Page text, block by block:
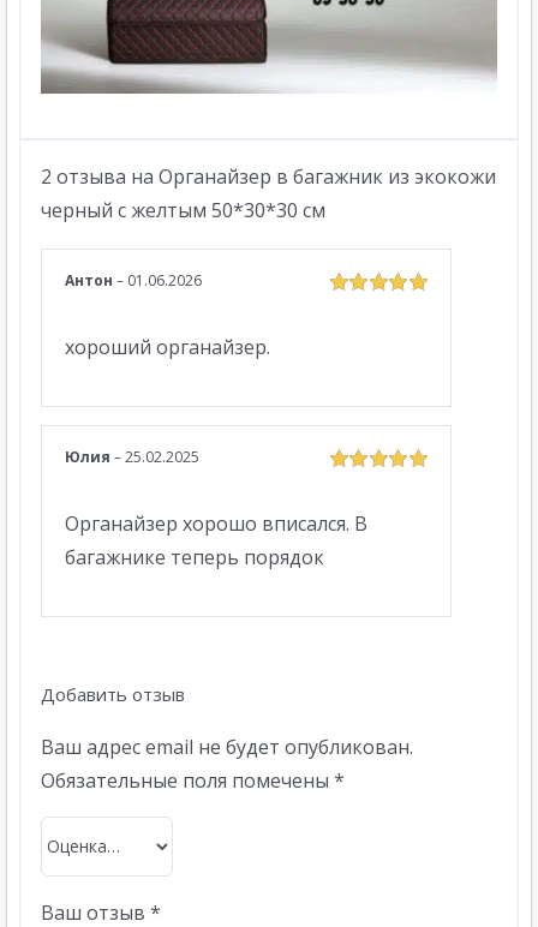
2 отзыва на Органайзер в багажник из экокожи
черный с желтым 50*30*30 см
Антон – 01.06.2026
хороший органайзер.
Юлия –25.02.2025
Органайзер хорошо вписался. В
багажнике теперь порядок
Добавить отзыв
Ваш адрес email не будет опубликован.
Обязательные поля помечены *
Ваш отзыв *